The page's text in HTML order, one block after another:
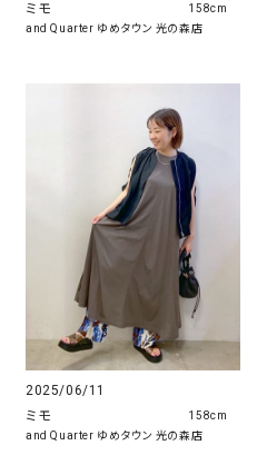
ミモ
and Quarter ゆめタウン 光の森店
158cm
2025/06/11
ミモ
and Quarter ゆめタウン 光の森店
158cm